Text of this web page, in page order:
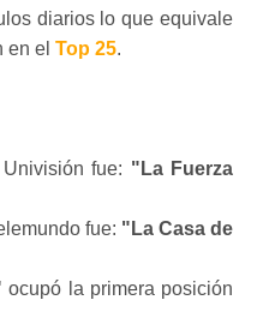
diarios lo que equivale
en el Top 25.
fue: "La Fuerza
fue: "La Casa de
ocupó la primera posición